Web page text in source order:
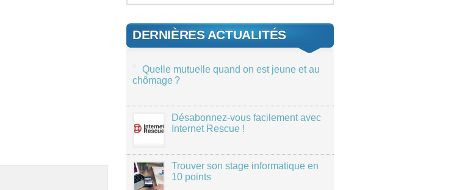
DERNIÈRES ACTUALITÉS
Quelle mutuelle quand on est jeune et au
chômage ?
Désabonnez-vous facilement avec
Internet Rescue !
Trouver son stage informatique en
10 points